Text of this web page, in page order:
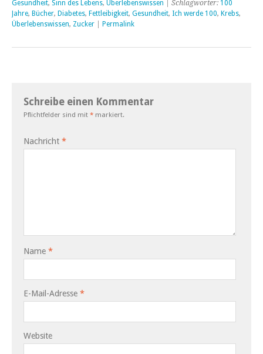
Gesundheit, Sinn des Lebens, Überlebenswissen | Schlagwörter: 100
Jahre, Bücher, Diabetes, Fettleibigkeit, Gesundheit, Ich werde 100, Krebs,
Überlebenswissen, Zucker Permalink
Schreibe einen Kommentar
Pflichtfelder sind mit * markiert.
Nachricht *
Name *
E-Mail-Adresse *
Website